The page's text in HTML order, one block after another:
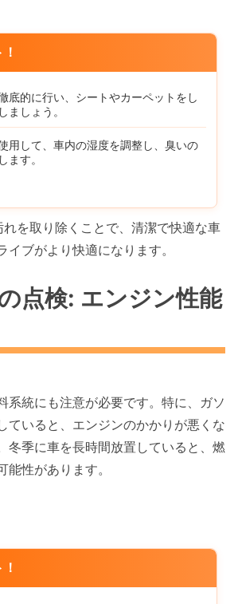
底的に行い、シートやカーペットをし
ましょう。
用して、車内の湿度を調整し、臭いの
ます。
れを取り除くことで、清潔で快適な車
イブがより快適になります。
点検: エンジン性能
系統にも注意が必要です。特に、ガソ
ていると、エンジンのかかりが悪くな
冬季に車を長時間放置していると、燃
性があります。